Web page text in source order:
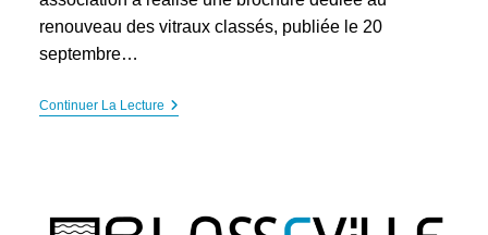
renouveau des vitraux classés, publiée le 20
septembre…
Continuer La LectureLe